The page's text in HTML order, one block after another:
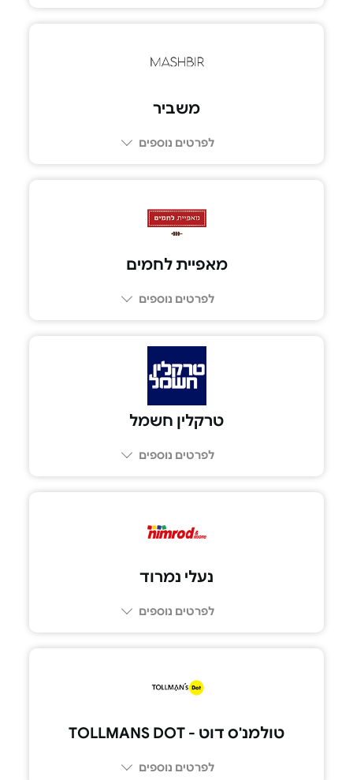
משביר
לפרטים נוספים
מאפיית לחמים
לפרטים נוספים
טרקלין חשמל
לפרטים נוספים
נעלי נמרוד
לפרטים נוספים
טולמנ'ס דוט - TOLLMANS DOT
לפרטים נוספים